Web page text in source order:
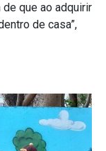
que ao adquirir
de casa”,